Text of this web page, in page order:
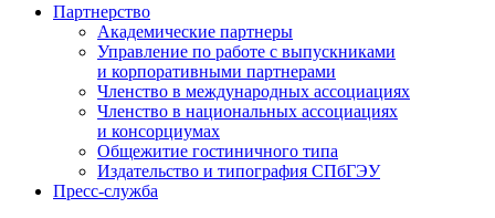
Партнерство
Академические партнеры
Управление по работе с выпускниками
и корпоративными партнерами
Членство в международных ассоциациях
Членство в национальных ассоциациях
и консорциумах
Общежитие гостиничного типа
Издательство и типография СПбГЭУ
Пресс-служба